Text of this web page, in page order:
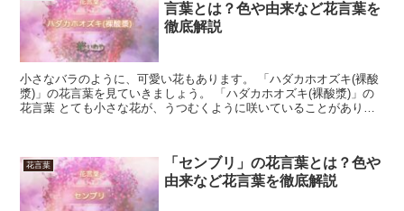
言葉とは？色や由来など花言葉を
徹底解説
小さなバラのように、可愛い花もあります。 「ハダカホオズキ(裸酸
漿)」の花言葉を見ていきましょう。 「ハダカホオズキ(裸酸漿)」の
花言葉 とても小さな花が、うつむくように咲いていることがありま
花言葉
「センブリ」の花言葉とは？色や
由来など花言葉を徹底解説